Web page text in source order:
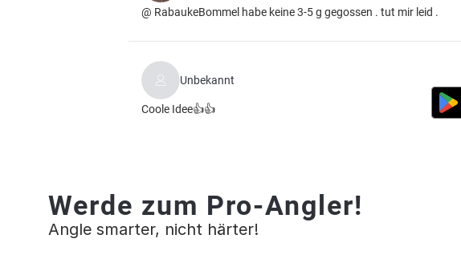
@ RabaukeBommel habe keine 3-5 g gegossen . tut mir leid .
Unbekannt
Coole Idee👍👍
Werde zum Pro-Angler!
Angle smarter, nicht härter!